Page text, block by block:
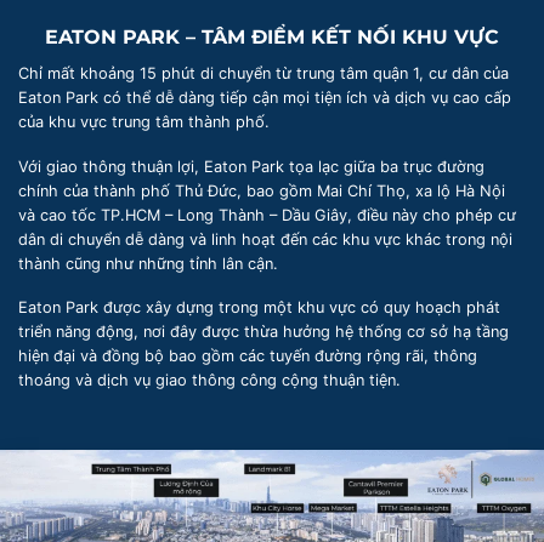
EATON PARK – TÂM ĐIỂM KẾT NỐI KHU VỰC
Chỉ mất khoảng 15 phút di chuyển từ trung tâm quận 1, cư dân của
Eaton Park có thể dễ dàng tiếp cận mọi tiện ích và dịch vụ cao cấp
của khu vực trung tâm thành phố.
Với giao thông thuận lợi, Eaton Park tọa lạc giữa ba trục đường
chính của thành phố Thủ Đức, bao gồm Mai Chí Thọ, xa lộ Hà Nội
và cao tốc TP.HCM – Long Thành – Dầu Giây, điều này cho phép cư
dân di chuyển dễ dàng và linh hoạt đến các khu vực khác trong nội
thành cũng như những tỉnh lân cận.
Eaton Park được xây dựng trong một khu vực có quy hoạch phát
triển năng động, nơi đây được thừa hưởng hệ thống cơ sở hạ tầng
hiện đại và đồng bộ bao gồm các tuyến đường rộng rãi, thông
thoáng và dịch vụ giao thông công cộng thuận tiện.